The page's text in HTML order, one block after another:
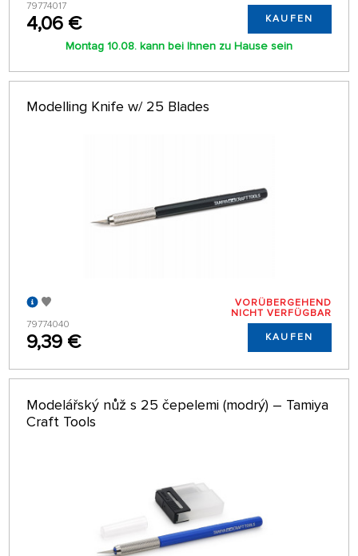
79774017
4,06 € KAUFEN
Montag 10.08. kann bei Ihnen zu Hause sein
Modelling Knife w/ 25 Blades
79774040
9,39 €
VORÜBERGEHEND
NICHT VERFÜGBAR
KAUFEN
Modelářský nůž s 25 čepelemi (modrý) – Tamiya
Craft Tools